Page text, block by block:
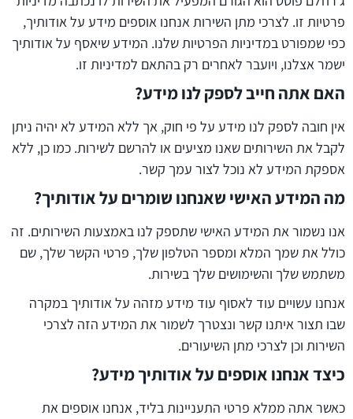
פרטיות זו. לצרכי מתן השירות אנחנו אוספים מידע על אודותיך,
כפי שמפורט במדיניות הפרטיות שלנו. המידע שיאסף על אודותיך
ישמר אצלנו, ויועבר לאחרים רק בהתאם למדיניות זו.
האם אתה חייב לספק לנו מידע?
אין חובה לספק לנו מידע על פי חוק, אך ללא המידע לא יהיה ניתן
לקבל את השירותים שאנו מציעים או להרשם לשירות. כמו כן, ללא
אספקת המידע לא נוכל לצור עמך קשר.
מה המידע האישי שאנחנו שומרים על אודותיך?
אנו נשמור את המידע האישי שתספק לנו באמצעות השירותים. זה
כולל את שמך המלא ומספר הטלפון שלך, פרטי הקשר שלך, שם
משתמש שלך והשימושים שלך בשירות.
אנחנו עשויים עוד לאסוף עוד מידע מזהה על אודותיך במקרה
שבו תצור איתנו קשר ונצטרך לשמור את המידע הזה לצרכי
השירות וכן לצרכי מתן השיעורים.
כיצד אנחנו אוספים על אודותיך מידע?
כאשר אתה ממלא פרטי התעניינות בליד, אנחנו אוספים את